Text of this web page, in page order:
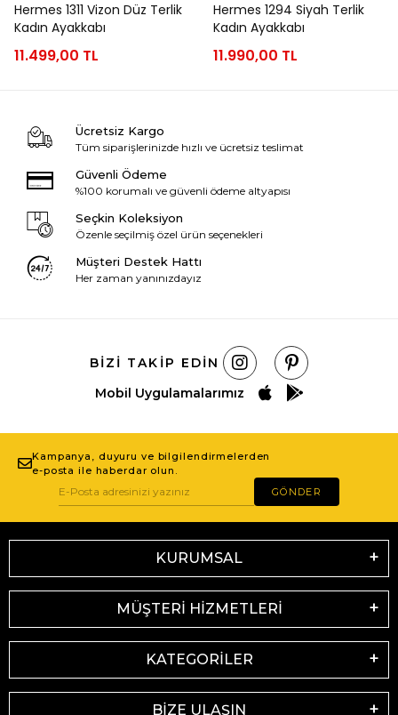
Hermes 1311 Vizon Düz Terlik
Kadın Ayakkabı
11.499,00 TL
Hermes 1294 Siyah Terlik
Kadın Ayakkabı
11.990,00 TL
Ücretsiz Kargo
Tüm siparişlerinizde hızlı ve ücretsiz teslimat
Güvenli Ödeme
%100 korumalı ve güvenli ödeme altyapısı
Seçkin Koleksiyon
Özenle seçilmiş özel ürün seçenekleri
Müşteri Destek Hattı
Her zaman yanınızdayız
BIZI TAKIP EDIN
Mobil Uygulamalarımız
Kampanya, duyuru ve bilgilendirmelerden
e-posta ile haberdar olun.
GÖNDER
KURUMSAL
MÜŞTERİ HİZMETLERİ
KATEGORİLER
BİZE ULAŞIN